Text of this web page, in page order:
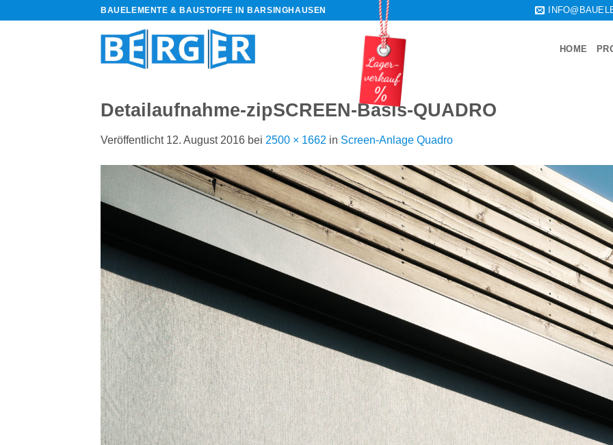
BAUELEMENTE & BAUSTOFFE IN BARSINGHAUSEN
HOME
Detailaufnahme-zipSCREEN-Basis-QUADRO
Veröffentlicht 12. August 2016 bei 2500 × 1662 in Screen-Anlage Quadro
da/7396d191548d7bebea1ee96e2c08/widget_square_180_de_0.png“